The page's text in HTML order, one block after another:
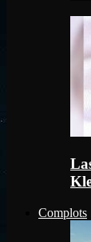
Complots